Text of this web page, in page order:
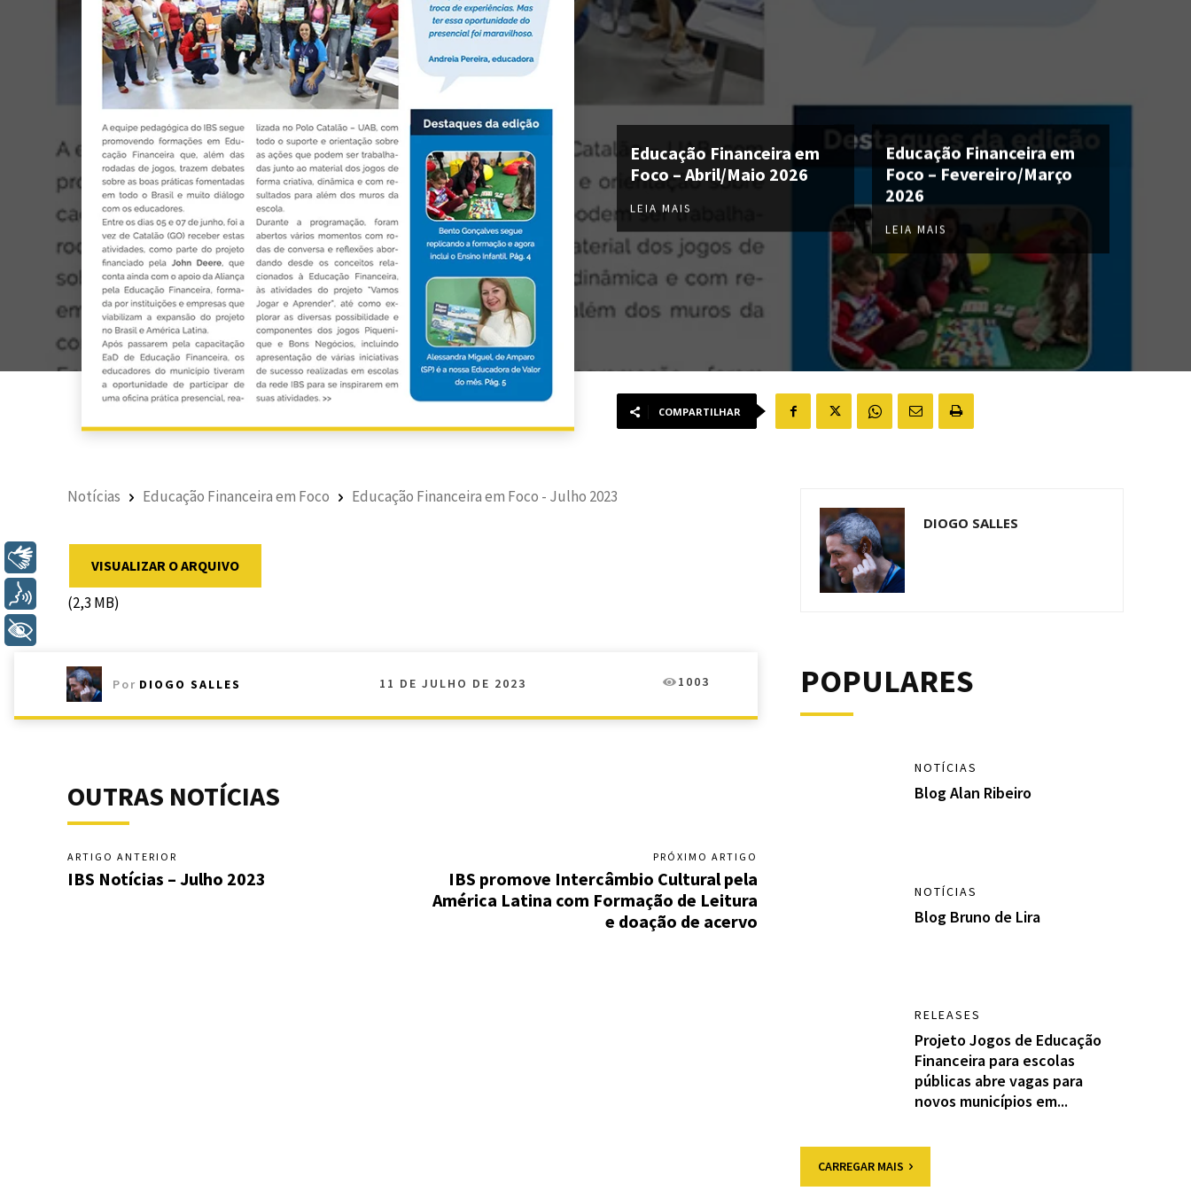
Educação Financeira em
Foco – Abril/Maio 2026
LEIA MAIS
Educação Financeira em
Foco – Fevereiro/Março
2026
LEIA MAIS
COMPARTILHAR
Notícias Educação Financeira em Foco Educação Financeira em Foco - Julho 2023
VISUALIZAR O ARQUIVO
(2,3 MB)
Por DIOGO SALLES 11 DE JULHO DE 2023 1003
OUTRAS NOTÍCIAS
ARTIGO ANTERIOR
IBS Notícias – Julho 2023
PRÓXIMO ARTIGO
IBS promove Intercâmbio Cultural pela
América Latina com Formação de Leitura
e doação de acervo
DIOGO SALLES
POPULARES
NOTÍCIAS
Blog Alan Ribeiro
NOTÍCIAS
Blog Bruno de Lira
RELEASES
Projeto Jogos de Educação
Financeira para escolas
públicas abre vagas para
novos municípios em...
CARREGAR MAIS
Voz